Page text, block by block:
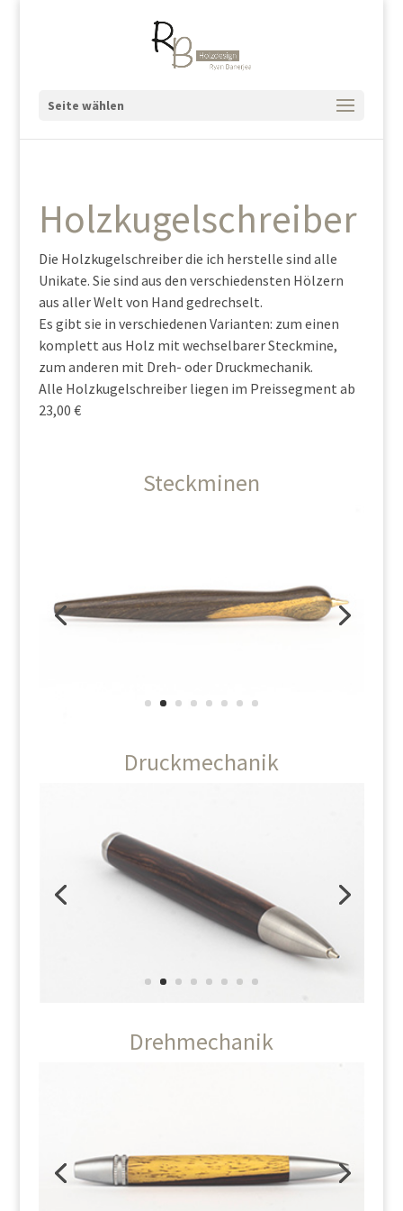
Seite wählen
Holzkugelschreiber
Die Holzkugelschreiber die ich herstelle sind alle
Unikate. Sie sind aus den verschiedensten Hölzern
aus aller Welt von Hand gedrechselt.
Es gibt sie in verschiedenen Varianten: zum einen
komplett aus Holz mit wechselbarer Steckmine,
zum anderen mit Dreh- oder Druckmechanik.
Alle Holzkugelschreiber liegen im Preissegment ab
23,00 €
Steckminen
Druckmechanik
Drehmechanik